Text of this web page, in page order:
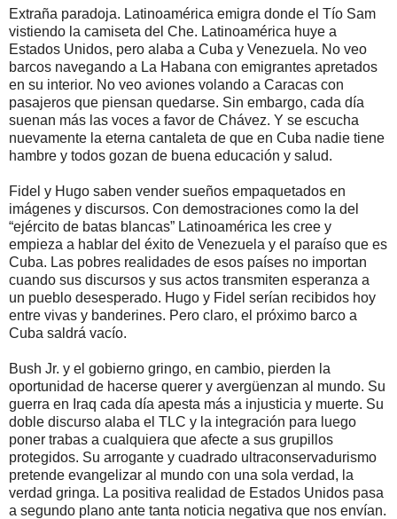
Extraña paradoja. Latinoamérica emigra donde el Tío Sam
vistiendo la camiseta del Che. Latinoamérica huye a
Estados Unidos, pero alaba a Cuba y Venezuela. No veo
barcos navegando a La Habana con emigrantes apretados
en su interior. No veo aviones volando a Caracas con
pasajeros que piensan quedarse. Sin embargo, cada día
suenan más las voces a favor de Chávez. Y se escucha
nuevamente la eterna cantaleta de que en Cuba nadie tiene
hambre y todos gozan de buena educación y salud.
Fidel y Hugo saben vender sueños empaquetados en
imágenes y discursos. Con demostraciones como la del
“ejército de batas blancas” Latinoamérica les cree y
empieza a hablar del éxito de Venezuela y el paraíso que es
Cuba. Las pobres realidades de esos países no importan
cuando sus discursos y sus actos transmiten esperanza a
un pueblo desesperado. Hugo y Fidel serían recibidos hoy
entre vivas y banderines. Pero claro, el próximo barco a
Cuba saldrá vacío.
Bush Jr. y el gobierno gringo, en cambio, pierden la
oportunidad de hacerse querer y avergüenzan al mundo. Su
guerra en Iraq cada día apesta más a injusticia y muerte. Su
doble discurso alaba el TLC y la integración para luego
poner trabas a cualquiera que afecte a sus grupillos
protegidos. Su arrogante y cuadrado ultraconservadurismo
pretende evangelizar al mundo con una sola verdad, la
verdad gringa. La positiva realidad de Estados Unidos pasa
a segundo plano ante tanta noticia negativa que nos envían.